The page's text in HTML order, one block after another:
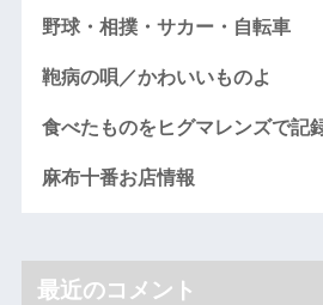
野球・相撲・サカー・自転車
鞄病の唄／かわいいものよ
食べたものをヒグマレンズで記
麻布十番お店情報
最近のコメント